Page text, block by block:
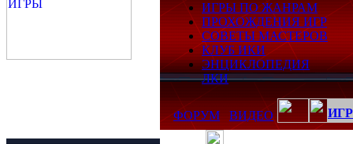
ИГРЫ ПО ЖАНРАМ
ПРОХОЖДЕНИЯ ИГР
СОВЕТЫ МАСТЕРОВ
КЛУБ ИКИ
ЭНЦИКЛОПЕДИЯ
ЛКИ
ФОРУМ ВИДЕО